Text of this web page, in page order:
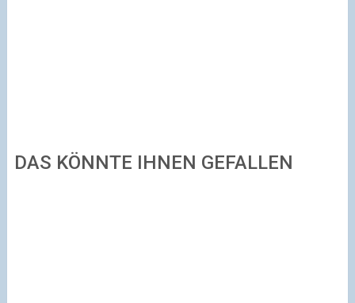
DAS KÖNNTE IHNEN GEFALLEN